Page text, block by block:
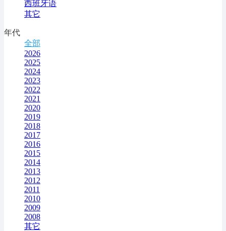
西班牙语
其它
年代
全部
2026
2025
2024
2023
2022
2021
2020
2019
2018
2017
2016
2015
2014
2013
2012
2011
2010
2009
2008
其它